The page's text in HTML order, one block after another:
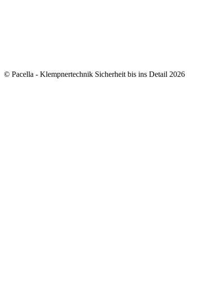
how to add
© Pacella - Klempnertechnik Sicherheit bis ins Detail 2026